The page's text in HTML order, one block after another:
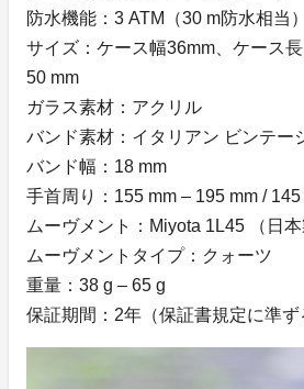
防水機能：3 ATM（30 m防水相当）
サイズ：ケース幅36mm、ケース
50 mm
ガラス素材：アクリル
バンド素材：イタリアン ビンテー
バンド幅：18 mm
手首周り：155 mm – 195 mm /
ムーヴメント：Miyota 1L45 （日本
ムーヴメントタイプ：クォーツ
重量：38 g – 65 g
保証期間：2年（保証書規定に準ず